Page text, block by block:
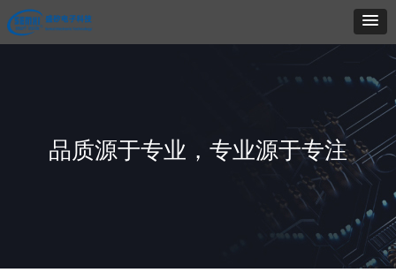
品质源于专业，专业源于专注